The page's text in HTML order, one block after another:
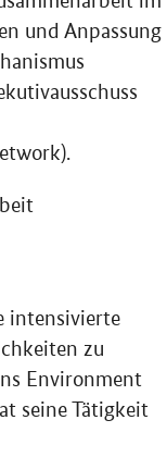
und Anpassung
).
intensivierte
zu
Environment
seine Tätigkeit